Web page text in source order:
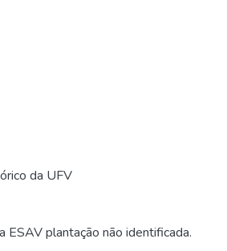
da UFV
ESAV plantação não identificada.